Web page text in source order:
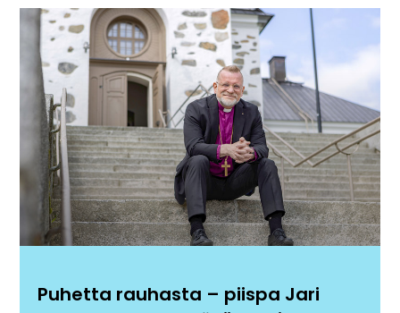
Puhetta rauhasta – piispa Jari